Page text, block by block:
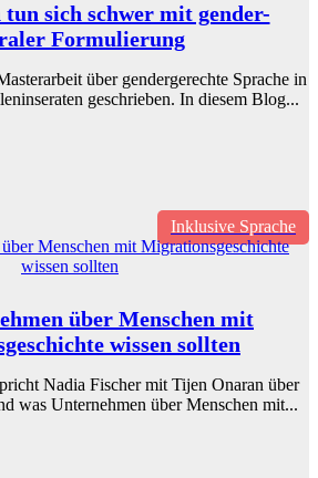
sich schwer mit gender-
Formulierung
über gendergerechte Sprache in
geschrieben. In diesem Blog...
Inklusive Sprache
über Menschen mit
wissen sollten
Nadia Fischer mit Tijen Onaran über
was Unternehmen über Menschen mit...